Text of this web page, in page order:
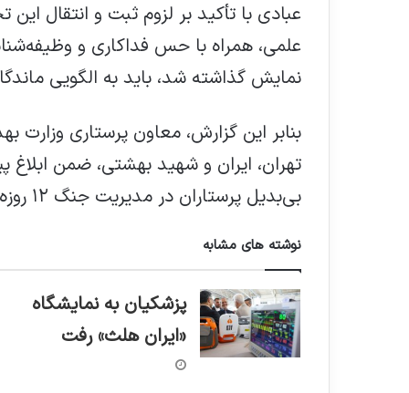
عبادی با تأکید بر لزوم ثبت و انتقال
علمی، همراه با حس فداکاری و
نمایش گذاشته شد، باید به الگویی
بنابر این گزارش، معاون پرستاری
تهران، ایران و شهید بهشتی، ضمن ابلاغ
بی‌بدیل پرستاران در مدیریت جنگ ۱۲ روزه تجلیل کرد.
نوشته های مشابه
پزشکیان به نمایشگاه
«ایران هلث» رفت